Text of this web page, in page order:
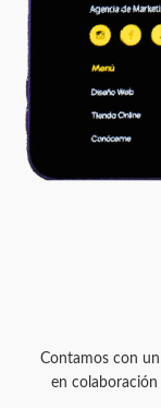
Contamos con
en colaboración